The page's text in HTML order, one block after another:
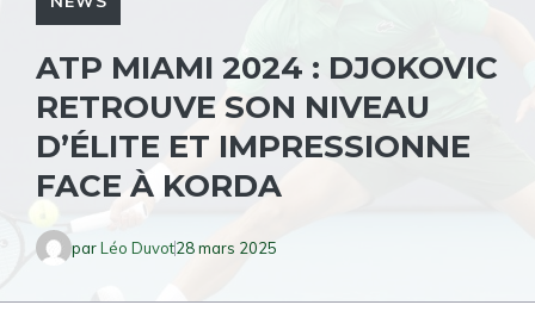
ATP MIAMI 2024 : DJOKOVIC
RETROUVE SON NIVEAU
D’ÉLITE ET IMPRESSIONNE
FACE À KORDA
parLéo Duvot28 mars 2025